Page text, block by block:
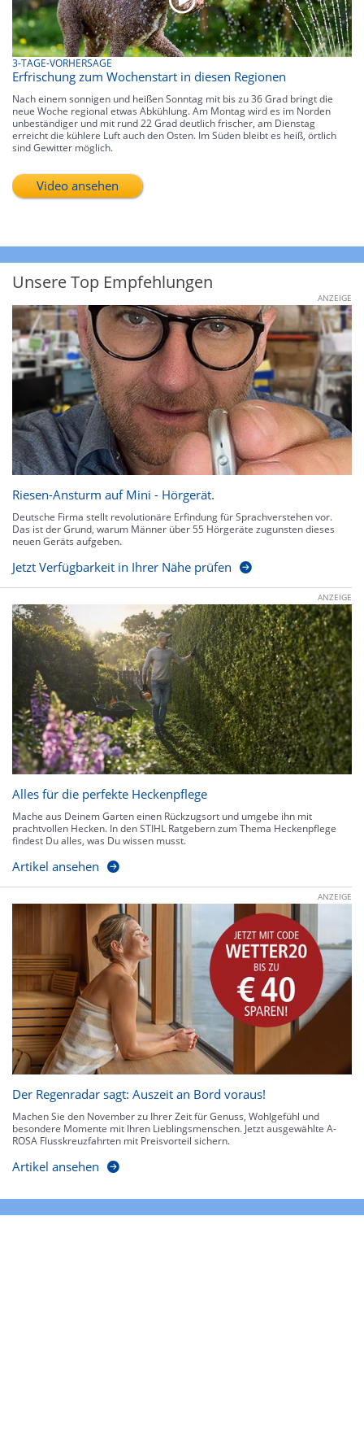
3-TAGE-VORHERSAGE
Erfrischung zum Wochenstart in diesen Regionen
Nach einem sonnigen und heißen Sonntag mit bis zu 36 Grad bringt die
neue Woche regional etwas Abkühlung. Am Montag wird es im Norden
unbeständiger und mit rund 22 Grad deutlich frischer, am Dienstag
erreicht die kühlere Luft auch den Osten. Im Süden bleibt es heiß, örtlich
sind Gewitter möglich.
Video ansehen
Unsere Top Empfehlungen
ANZEIGE
Riesen-Ansturm auf Mini - Hörgerät.
Deutsche Firma stellt revolutionäre Erfindung für Sprachverstehen vor.
Das ist der Grund, warum Männer über 55 Hörgeräte zugunsten dieses
neuen Geräts aufgeben.
Jetzt Verfügbarkeit in Ihrer Nähe prüfen
ANZEIGE
Alles für die perfekte Heckenpflege
Mache aus Deinem Garten einen Rückzugsort und umgebe ihn mit
prachtvollen Hecken. In den STIHL Ratgebern zum Thema Heckenpflege
findest Du alles, was Du wissen musst.
Artikel ansehen
ANZEIGE
Der Regenradar sagt: Auszeit an Bord voraus!
Machen Sie den November zu Ihrer Zeit für Genuss, Wohlgefühl und
besondere Momente mit Ihren Lieblingsmenschen. Jetzt ausgewählte A-
ROSA Flusskreuzfahrten mit Preisvorteil sichern.
Artikel ansehen